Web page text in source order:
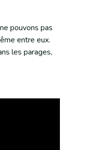
pouvons pas
entre eux.
les parages,